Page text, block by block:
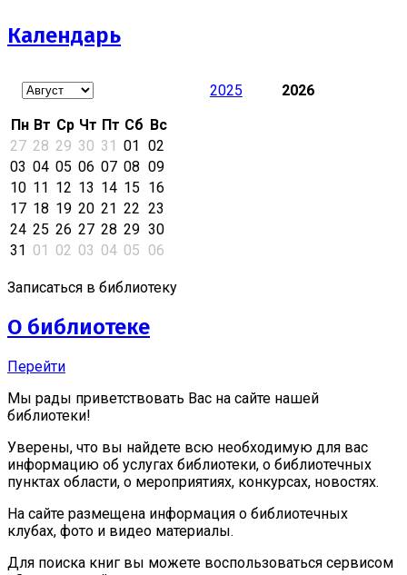
Календарь
2025 2026
Пн Вт Ср Чт Пт Сб Вс
27 28 29 30 31 01 02
03 04 05 06 07 08 09
10 11 12 13 14 15 16
17 18 19 20 21 22 23
24 25 26 27 28 29 30
31 01 02 03 04 05 06
Записаться в библиотеку
О библиотеке
Перейти
Мы рады приветствовать Вас на сайте нашей
библиотеки!
Уверены, что вы найдете всю необходимую для вас
информацию об услугах библиотеки, о библиотечных
пунктах области, о мероприятиях, конкурсах, новостях.
На сайте размещена информация о библиотечных
клубах, фото и видео материалы.
Для поиска книг вы можете воспользоваться сервисом